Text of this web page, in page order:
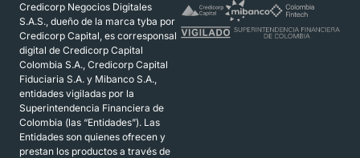
Credicorp Negocios Digitales
S.A.S., dueño de la marca tyba por
Credicorp Capital, es corresponsal
digital de Credicorp Capital
Colombia S.A., Credicorp Capital
Fiduciaria S.A. y Mibanco S.A.,
entidades vigiladas por la
Superintendencia Financiera de
Colombia (las “Entidades”). Las
Entidades son quienes ofrecen y
prestan los productos a través de